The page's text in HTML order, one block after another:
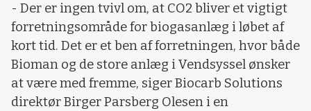
- Der er ingen tvivl om, at CO2 bliver et vigtigt
forretningsområde for biogasanlæg i løbet af
kort tid. Det er et ben af forretningen, hvor både
Bioman og de store anlæg i Vendsyssel ønsker
at være med fremme, siger Biocarb Solutions
direktør Birger Parsberg Olesen i en